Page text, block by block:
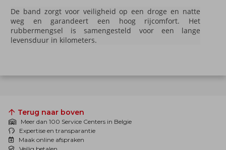
De band zorgt voor veiligheid op een droge en natte
weg en garandeert een hoog rijcomfort. Het
rubbermengsel is samengesteld voor een lange
levensduur in kilometers.
Terug naar boven
Meer dan 100 Service Centers in Belgie
Expertise en transparantie
Maak online afspraken